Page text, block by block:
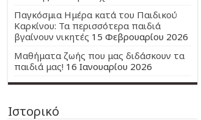
Παγκόσμια Ημέρα κατά του Παιδικού
Καρκίνου: Τα περισσότερα παιδιά
βγαίνουν νικητές 15 Φεβρουαρίου 2026
Μαθήματα ζωής που μας διδάσκουν τα
παιδιά μας! 16 Ιανουαρίου 2026
Ιστορικό